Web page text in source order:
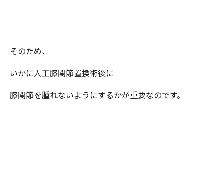
そのため、
いかに人工膝関節置換術後に
膝関節を腫れないようにするかが重要なのです。